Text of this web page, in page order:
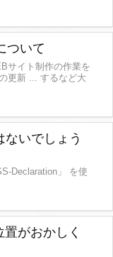
ついて
サイト制作の作業を
更新 ... するなど大
ないでしょう
Declaration」 を使
がおかしく